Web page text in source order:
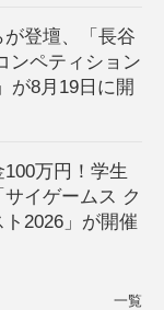
登壇、「長谷
ンペティション
が8月19日に開
100万円！学生
イゲームス ク
2026」が開催
一覧